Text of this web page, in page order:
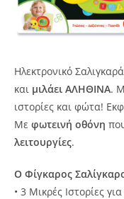
Ηλεκτρονικό
και μιλάει ΑΛΗΘΙΝΑ.
ιστορίες και φώτα!
Με φωτεινή οθόνη
λειτουργίες.
Ο Φίγκαρος
• 3 Μικρές Ιστορίες